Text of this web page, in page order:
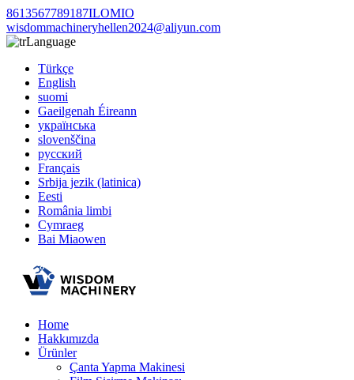
8613567789187ILOMIO
wisdommachineryhellen2024@aliyun.com
Language
Türkçe
English
suomi
Gaeilgenah Éireann
українська
slovenščina
русский
Français
Srbija jezik (latinica)
Eesti
România limbi
Cymraeg
Bai Miaowen
Home
Hakkımızda
Ürünler
Çanta Yapma Makinesi